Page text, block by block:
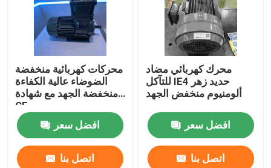
محركات كهربائية منخفضة
الضوضاء عالية الكفاءة
منخفضة الجهد مع شهادة
CE
افضل سعر
اتصل بنا
محرك كهربائي مضاد
للتآكل IE4 حديد زهر
ألومنيوم منخفض الجهد
افضل سعر
اتصل بنا